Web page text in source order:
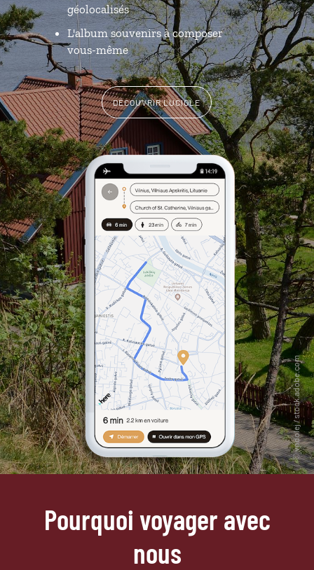
géolocalisés
L'album souvenirs à composer
vous-même
DÉCOUVRIR LUCIOLE
Pourquoi voyager avec
nous